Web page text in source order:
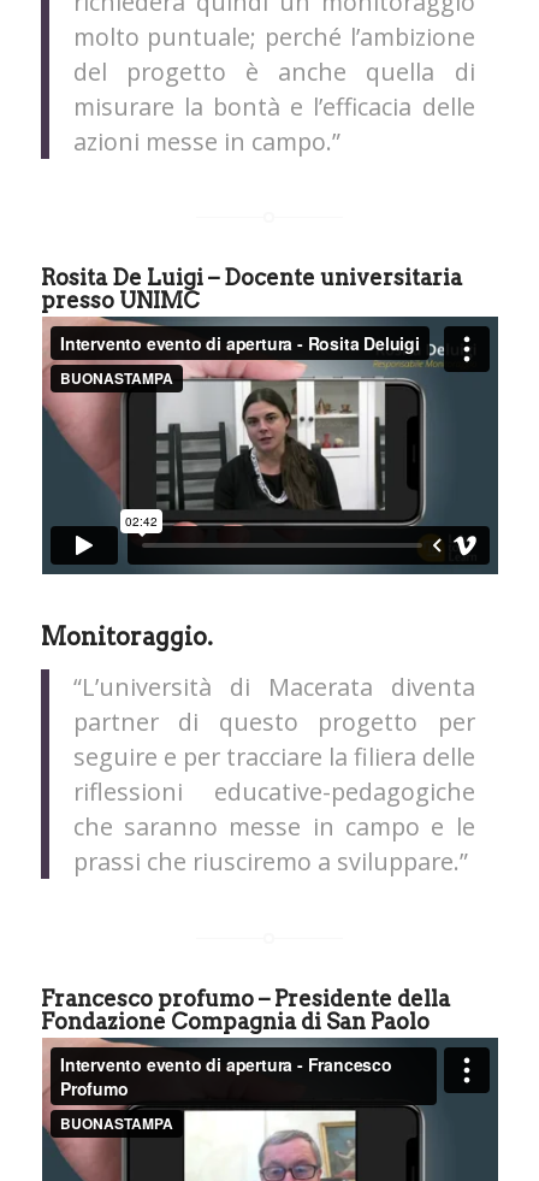
molto puntuale; perché l’ambizione
del progetto è anche quella di
misurare la bontà e l’efficacia delle
azioni messe in campo.”
Rosita De Luigi– Docente universitaria
presso UNIMC
Monitoraggio.
“L’università di Macerata diventa
partner di questo progetto per
seguire e per tracciare la filiera delle
riflessioni educative-pedagogiche
che saranno messe in campo e le
prassi che riusciremo a sviluppare.”
Francesco profumo – Presidente della
Fondazione Compagnia di San Paolo